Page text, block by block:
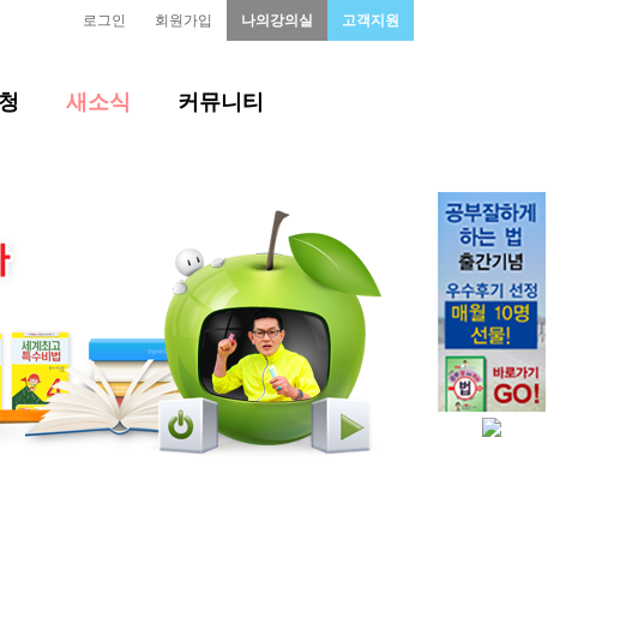
로그인 회원가입 나의강의실 고객지원
새소식 커뮤니티
생생인터뷰